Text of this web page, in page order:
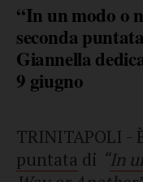
“In un modo o
seconda
Giannella
9 giugno
TRINITAPOLI -
puntata di “In